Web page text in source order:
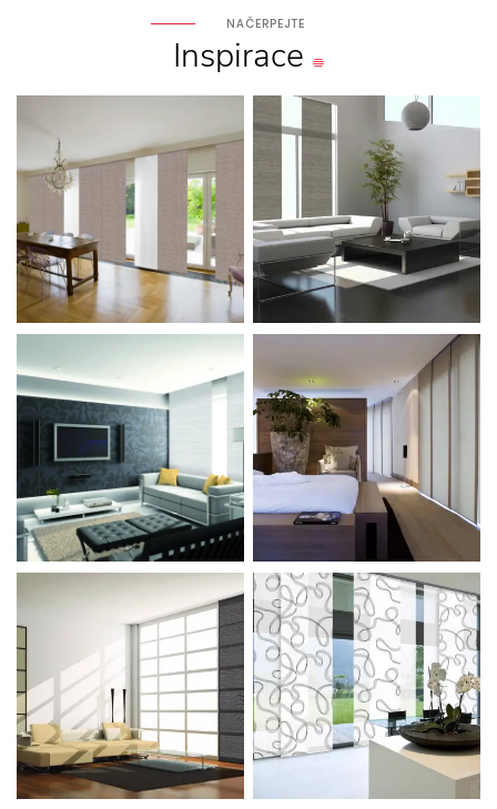
NAČERPEJTE
Inspirace